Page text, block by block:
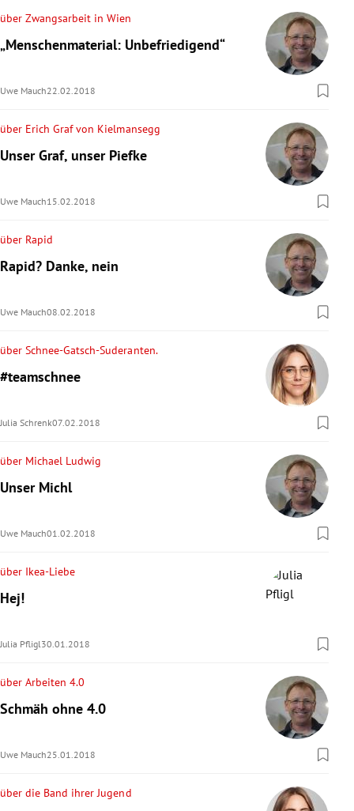
über Zwangsarbeit in Wien
„Menschenmaterial: Unbefriedigend“
Uwe Mauch22.02.2018
über Erich Graf von Kielmansegg
Unser Graf, unser Piefke
Uwe Mauch15.02.2018
über Rapid
Rapid? Danke, nein
Uwe Mauch08.02.2018
über Schnee-Gatsch-Suderanten.
#teamschnee
Julia Schrenk07.02.2018
über Michael Ludwig
Unser Michl
Uwe Mauch01.02.2018
über Ikea-Liebe
Hej!
Julia Pfligl30.01.2018
über Arbeiten 4.0
Schmäh ohne 4.0
Uwe Mauch25.01.2018
über die Band ihrer Jugend